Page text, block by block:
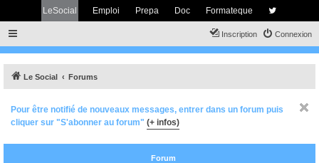
LeSocial Emploi Prepa Doc Formateque
Connexion
Inscription
Le Social Forums
Pour être notifié de nouveaux messages, entrer dans un forum puis
cliquer sur "S'abonner au forum" (+ infos)
Forum